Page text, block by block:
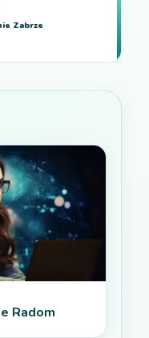
Zabrze
Radom